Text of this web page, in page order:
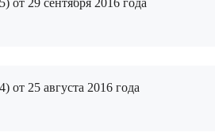
29 сентября 2016 года
25 августа 2016 года